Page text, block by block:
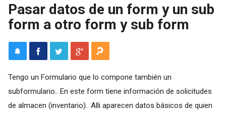
Pasar datos de un form y un sub
form a otro form y sub form
Tengo un Formulario que lo compone también un
subformulario.. En este form tiene información de solicitudes
de almacen (inventario).. Alli aparecen datos básicos de quien